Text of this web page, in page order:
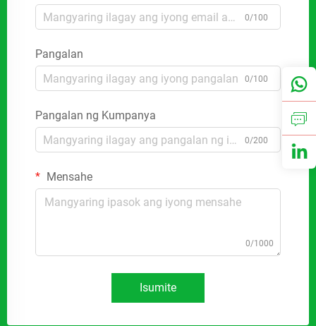
0/100
Pangalan
0/100
Pangalan ng Kumpanya
0/200
Mensahe
0/1000
Isumite